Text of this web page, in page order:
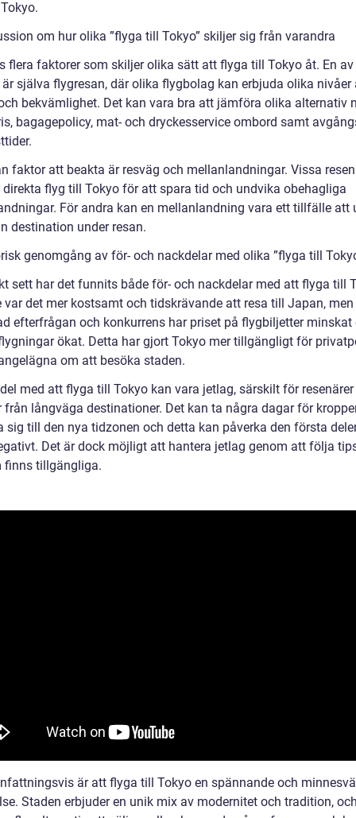
om hur olika ”flyga till Tokyo” skiljer sig från varandra
flera faktorer som skiljer olika sätt att flyga till Tokyo åt. En av
själva flygresan, där olika flygbolag kan erbjuda olika nivåer
bekvämlighet. Det kan vara bra att jämföra olika alternativ
bagagepolicy, mat- och dryckesservice ombord samt
faktor att beakta är resväg och mellanlandningar. Vissa
direkta flyg till Tokyo för att spara tid och undvika obehagliga
För andra kan en mellanlandning vara ett tillfälle att
destination under resan.
genomgång av för- och nackdelar med olika ”flyga till
sett har det funnits både för- och nackdelar med att flyga till
var det mer kostsamt och tidskrävande att resa till Japan,
efterfrågan och konkurrens har priset på flygbiljetter minskat
ökat. Detta har gjort Tokyo mer tillgängligt för
om att besöka staden.
med att flyga till Tokyo kan vara jetlag, särskilt för
från långväga destinationer. Det kan ta några dagar för
sig till den nya tidzonen och detta kan påverka den första
Det är dock möjligt att hantera jetlag genom att följa
finns tillgängliga.
är att flyga till Tokyo en spännande och
Staden erbjuder en unik mix av modernitet och tradition,